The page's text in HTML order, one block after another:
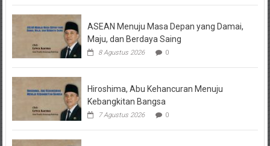
ASEAN Menuju Masa Depan yang Damai,
Maju, dan Berdaya Saing
8 Agustus 2026 0
Hiroshima, Abu Kehancuran Menuju
Kebangkitan Bangsa
7 Agustus 2026 0